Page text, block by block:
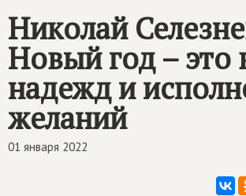
Контакты
Николай
Новый год – это
надежд и
желаний
01 января 2022